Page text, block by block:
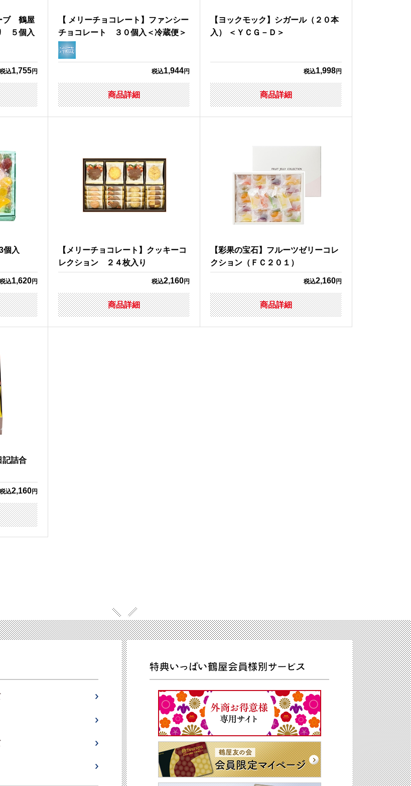
ブ 鶴屋
５個入
税込1,755円
【 メリーチョコレート】ファンシー
チョコレート ３０個入＜冷蔵便＞
税込1,944円
商品詳細
【ヨックモック】シガール（２０本
入） ＜ＹＣＧ－Ｄ＞
税込1,998円
商品詳細
個入
税込1,620円
【メリーチョコレート】クッキーコ
レクション ２４枚入り
税込2,160円
商品詳細
【彩果の宝石】フルーツゼリーコレ
クション（ＦＣ２０１）
税込2,160円
商品詳細
記詰合
税込2,160円